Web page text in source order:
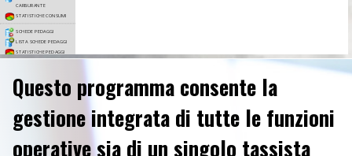
Questo programma consente la
gestione integrata di tutte le funzioni
operative sia di un singolo tassista